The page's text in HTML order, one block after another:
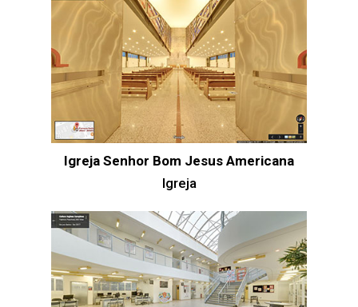
Igreja Senhor Bom Jesus Americana
Igreja